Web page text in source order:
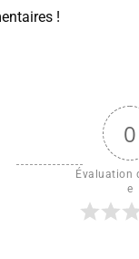
!
0
Évaluation
e